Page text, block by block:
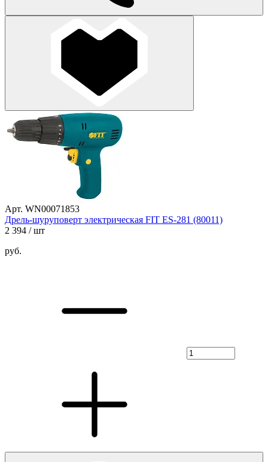
Арт. WN00071853
Дрель-шуруповерт электрическая FIT ES-281 (80011)
2 394 / шт
руб.